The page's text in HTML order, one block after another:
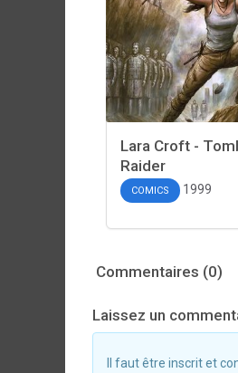
Lara Croft -
Raider
COMICS 1999
Commentaires (0)
Laissez un
Il faut être inscrit et